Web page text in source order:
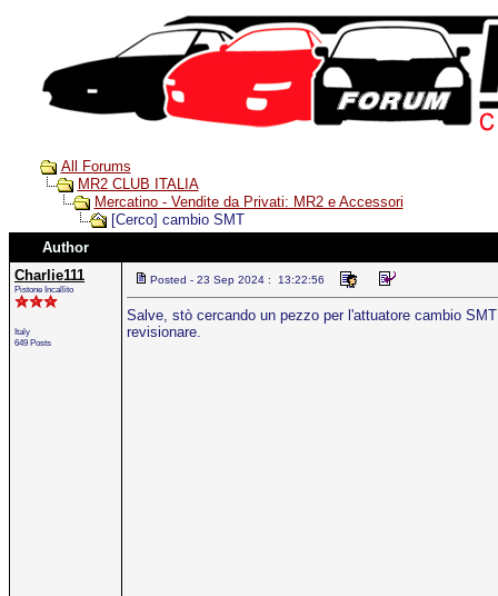
All Forums
MR2 CLUB ITALIA
Mercatino - Vendite da Privati: MR2 e Accessori
[Cerco] cambio SMT
Author
Charlie111
Pistone Incallito
Italy
649 Posts
Posted - 23 Sep 2024 : 13:22:56
Salve, stò cercando un pezzo per l'attuatore cambio
revisionare.